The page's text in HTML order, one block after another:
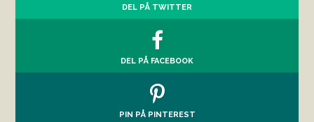
DEL PÅ TWITTER
DEL PÅ FACEBOOK
PIN PÅ PINTEREST